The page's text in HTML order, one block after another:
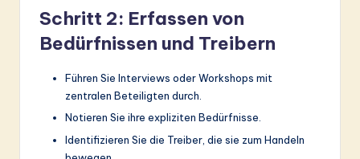
Schritt 2: Erfassen von
Bedürfnissen und Treibern
Führen Sie Interviews oder Workshops mit
zentralen Beteiligten durch.
Notieren Sie ihre expliziten Bedürfnisse.
Identifizieren Sie die Treiber, die sie zum Handeln